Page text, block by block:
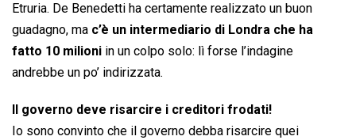
Etruria. De Benedetti ha certamente realizzato un buon
guadagno, ma c’è un intermediario di Londra che ha
fatto 10 milioni in un colpo solo: lì forse l’indagine
andrebbe un po’ indirizzata.
Il governo deve risarcire i creditori frodati!
Io sono convinto che il governo debba risarcire quei